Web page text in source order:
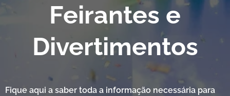
Feirantes e
Divertimentos
Fique aqui a saber toda a informação necessária para